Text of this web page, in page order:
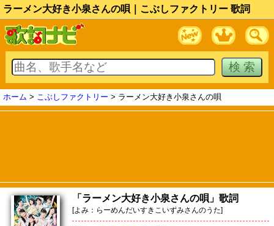
ラーメン大好き小泉さんの唄｜こぶしファクトリー 歌詞
ホーム > こぶしファクトリー > ラーメン大好き小泉さんの唄
「ラーメン大好き小泉さんの唄」歌詞
[よみ：らーめんだいすきこいずみさんのうた]